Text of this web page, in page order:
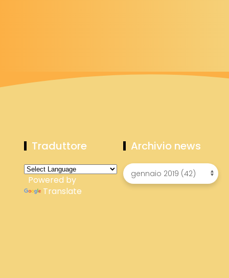
Traduttore
Powered by
Translate
Archivio news